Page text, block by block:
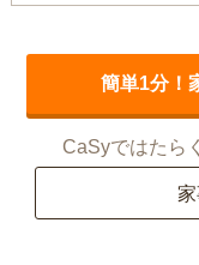
簡単1分！
CaSyではたら